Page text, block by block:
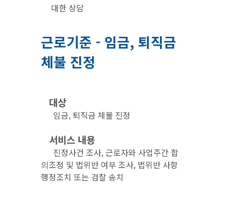
대한 상담
근로기준 - 임금, 퇴직금
체불 진정
대상
임금, 퇴직금 체불 진정
서비스 내용
진정사건 조사, 근로자와 사업주간 합
의조정 및 법위반 여부 조사, 법위반 사항
행정조치 또는 검찰 송치